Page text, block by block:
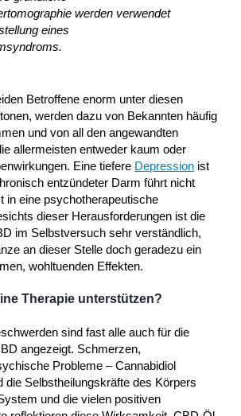
werden verwendet
eines
Betroffene enorm unter diesen
werden dazu von Bekannten häufig
und von all den angewandten
allermeisten entweder kaum oder
Eine tiefere Depression ist
entzündeter Darm führt nicht
in eine psychotherapeutische
dieser Herausforderungen ist die
im Selbstversuch sehr verständlich,
an dieser Stelle doch geradezu ein
wohltuenden Effekten.
Therapie unterstützen?
sind fast alle auch für die
angezeigt. Schmerzen,
Probleme – Cannabidiol
die Selbstheilungskräfte des Körpers
und die vielen positiven